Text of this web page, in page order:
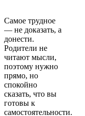
Самое трудное
— не доказать, а
донести.
Родители не
читают мысли,
поэтому нужно
прямо, но
спокойно
сказать, что вы
готовы к
самостоятельности.